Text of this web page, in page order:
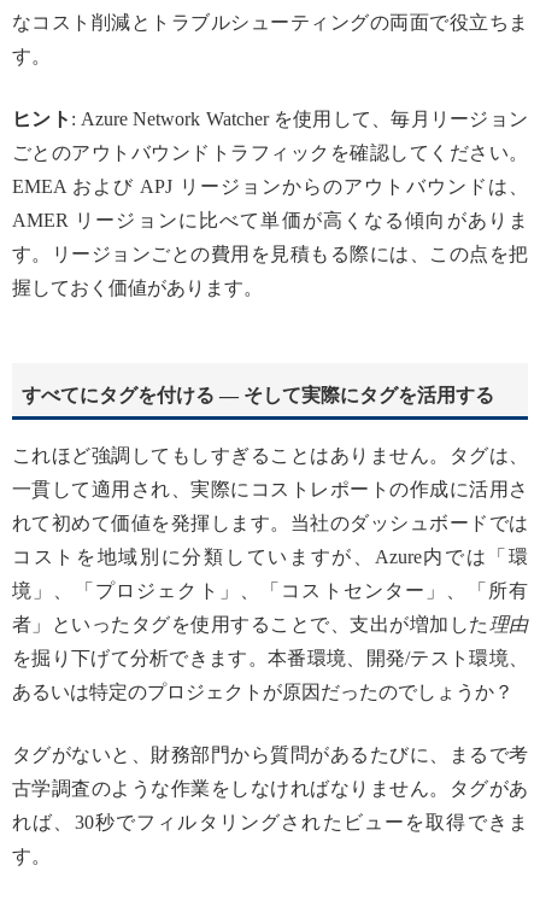
なコスト削減とトラブルシューティングの両面で役立ちま
す。
ヒント : Azure Network Watcher を使用して、毎月リージョン
ごとのアウトバウンドトラフィックを確認してください。
EMEA および APJ リージョンからのアウトバウンドは、
AMER リージョンに比べて単価が高くなる傾向がありま
す。リージョンごとの費用を見積もる際には、この点を把
握しておく価値があります。
すべてにタグを付ける — そして実際にタグを活用する
これほど強調してもしすぎることはありません。タグは、
一貫して適用され、実際にコストレポートの作成に活用さ
れて初めて価値を発揮します。当社のダッシュボードでは
コストを地域別に分類していますが、Azure内では「環
境」、「プロジェクト」、「コストセンター」、「所有
者」といったタグを使用することで、支出が増加した理由
を掘り下げて分析できます。本番環境、開発/テスト環境、
あるいは特定のプロジェクトが原因だったのでしょうか？
タグがないと、財務部門から質問があるたびに、まるで考
古学調査のような作業をしなければなりません。タグがあ
れば、30秒でフィルタリングされたビューを取得できま
す。